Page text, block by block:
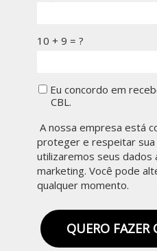
10 + 9 = ?
Eu concordo em
CBL.
A nossa empresa está
proteger e respeitar sua
utilizaremos seus dados
marketing. Você pode
qualquer momento.
QUERO